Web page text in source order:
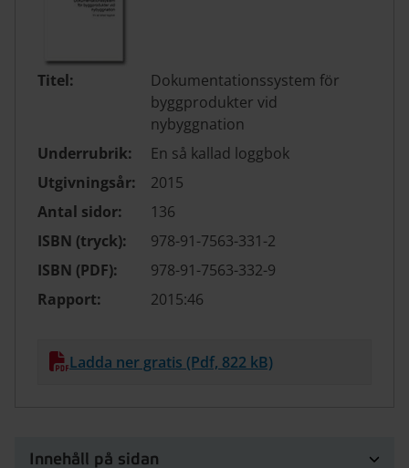
Titel:
Dokumentationssystem för
byggprodukter vid
nybyggnation
Underrubrik:
En så kallad loggbok
Utgivningsår:
2015
Antal sidor:
136
ISBN (tryck):
978-91-7563-331-2
ISBN (PDF):
978-91-7563-332-9
Rapport:
2015:46
Ladda ner gratis (Pdf, 822 kB)
Innehåll på sidan